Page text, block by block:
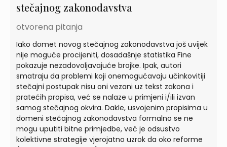
stečajnog zakonodavstva
otvorena pitanja
Iako domet novog stečajnog zakonodavstva još uvijek
nije moguće procijeniti, dosadašnje statistika Fine
pokazuje nezadovoljavajuće brojke. Ipak, autori
smatraju da problemi koji onemogućavaju učinkovitiji
stečajni postupak nisu oni vezani uz tekst zakona i
pratećih propisa, već se nalaze u primjeni i/ili izvan
samog stečajnog okvira. Dakle, usvojenim propisima u
domeni stečajnog zakonodavstva formalno se ne
mogu uputiti bitne primjedbe, već je odsustvo
kolektivne strategije vjerojatno uzrok da oko reforme